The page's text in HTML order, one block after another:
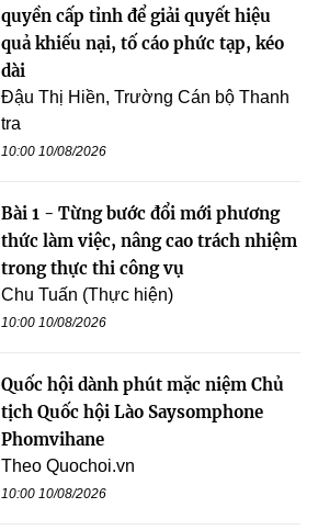
quyền cấp tỉnh để giải quyết hiệu
quả khiếu nại, tố cáo phức tạp, kéo
dài
Đậu Thị Hiền, Trường Cán bộ Thanh
tra
10:00 10/08/2026
Bài 1 - Từng bước đổi mới phương
thức làm việc, nâng cao trách nhiệm
trong thực thi công vụ
Chu Tuấn (Thực hiện)
10:00 10/08/2026
Quốc hội dành phút mặc niệm Chủ
tịch Quốc hội Lào Saysomphone
Phomvihane
Theo Quochoi.vn
10:00 10/08/2026